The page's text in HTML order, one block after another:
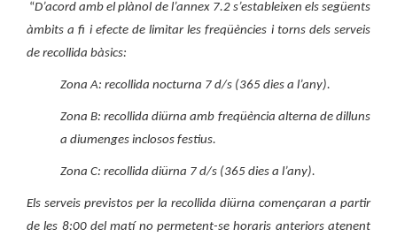
“D’acord amb el plànol de l’annex 7.2 s’estableixen els següents
àmbits a fi i efecte de limitar les freqüències i torns dels serveis
de recollida bàsics:
Zona A: recollida nocturna 7 d/s (365 dies a l’any).
Zona B: recollida diürna amb freqüència alterna de dilluns
a diumenges inclosos festius.
Zona C: recollida diürna 7 d/s (365 dies a l’any).
Els serveis previstos per la recollida diürna començaran a partir
de les 8:00 del matí no permetent-se horaris anteriors atenent